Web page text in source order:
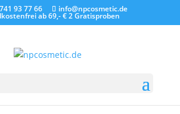
93 77 66 info@npcosmetic.de
ab 69,- €2 Gratisproben